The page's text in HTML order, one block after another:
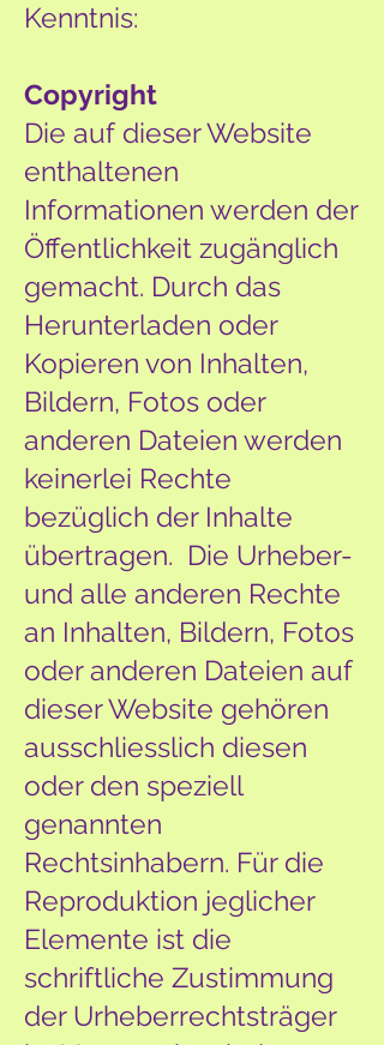
Kenntnis:
Copyright
Die auf dieser Website
enthaltenen
Informationen werden der
Öffentlichkeit zugänglich
gemacht. Durch das
Herunterladen oder
Kopieren von Inhalten,
Bildern, Fotos oder
anderen Dateien werden
keinerlei Rechte
bezüglich der Inhalte
übertragen. Die Urheber-
und alle anderen Rechte
an Inhalten, Bildern, Fotos
oder anderen Dateien auf
dieser Website gehören
ausschliesslich diesen
oder den speziell
genannten
Rechtsinhabern. Für die
Reproduktion jeglicher
Elemente ist die
schriftliche Zustimmung
der Urheberrechtsträger